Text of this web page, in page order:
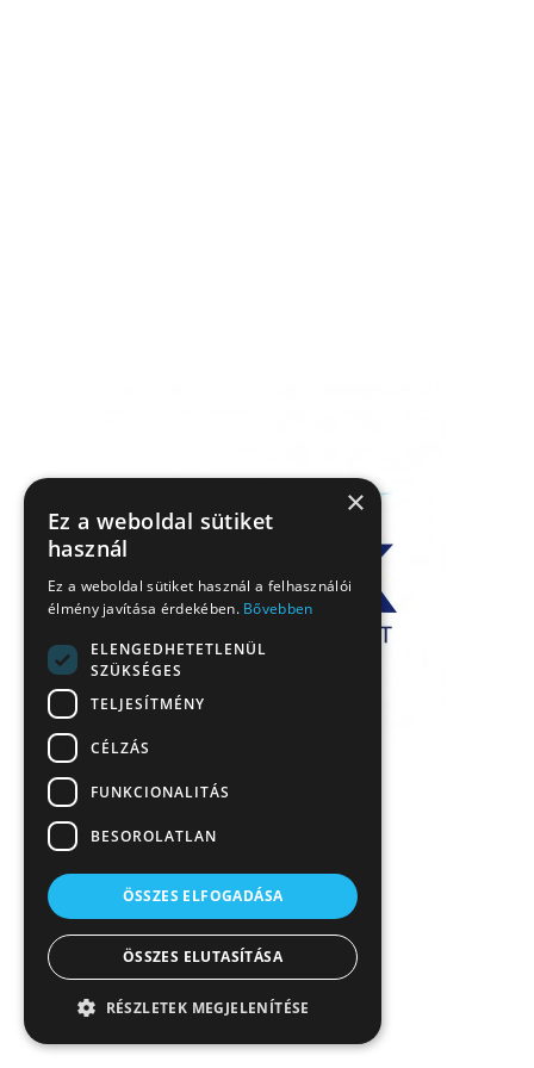
×
Ez a weboldal sütiket
használ
Ez a weboldal sütiket használ a felhasználói
élmény javítása érdekében. Bővebben
ELENGEDHETETLENÜL
SZÜKSÉGES
TELJESÍTMÉNY
CÉLZÁS
FUNKCIONALITÁS
BESOROLATLAN
ÖSSZES ELFOGADÁSA
ÖSSZES ELUTASÍTÁSA
RÉSZLETEK MEGJELENÍTÉSE